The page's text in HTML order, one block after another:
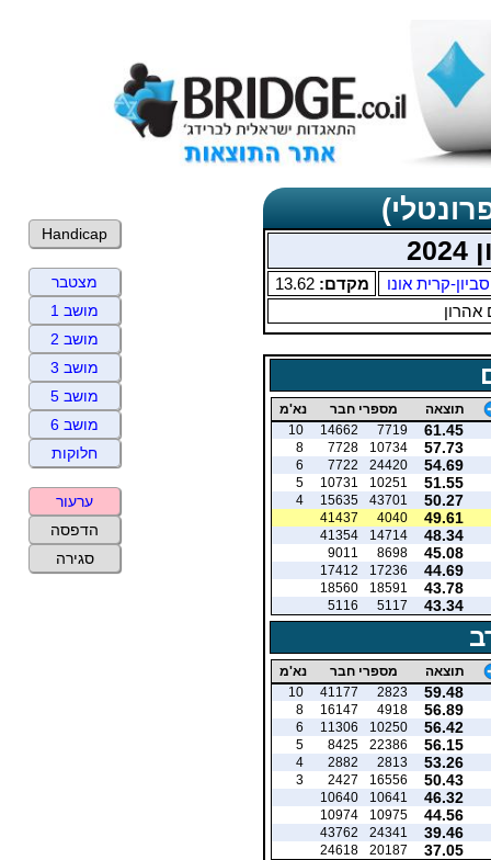
סביון-קרית אונו מקדם:13.62
אהרון
תוצאה מספרי חבר נא'מ
61.45
7719
14662
10
57.73
10734
7728
8
54.69
24420
7722
6
51.55
10251
10731
5
50.27
43701
15635
4
49.61
4040
41437
48.34
14714
41354
45.08
8698
9011
44.69
17236
17412
43.78
18591
18560
43.34
5117
5116
תוצאה מספרי חבר נא'מ
59.48
2823
41177
10
56.89
4918
16147
8
56.42
10250
11306
6
56.15
22386
8425
5
53.26
2813
2882
4
50.43
16556
2427
3
46.32
10641
10640
44.56
10975
10974
39.46
24341
43762
37.05
20187
24618
Handicap
מצטבר
מושב 1
מושב 2
מושב 3
מושב 5
מושב 6
חלוקות
ערעור
הדפסה
סגירה